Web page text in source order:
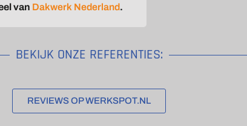
van Dakwerk Nederland.
BEKIJK ONZE REFERENTIES:
REVIEWS OP WERKSPOT.NL